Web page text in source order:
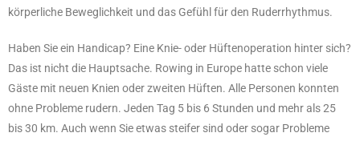
körperliche Beweglichkeit und das Gefühl für den Ruderrhythmus.
Haben Sie ein Handicap? Eine Knie- oder Hüftenoperation hinter sich?
Das ist nicht die Hauptsache. Rowing in Europe hatte schon viele
Gäste mit neuen Knien oder zweiten Hüften. Alle Personen konnten
ohne Probleme rudern. Jeden Tag 5 bis 6 Stunden und mehr als 25
bis 30 km. Auch wenn Sie etwas steifer sind oder sogar Probleme